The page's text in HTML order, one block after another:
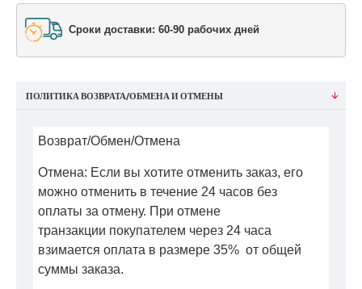
Сроки доставки: 60-90 рабочих дней
ПОЛИТИКА ВОЗВРАТА/ОБМЕНА И ОТМЕНЫ
Возврат/Обмен/Отмена
Отмена: Если вы хотите отменить заказ, его
можно отменить в течение 24 часов без
оплаты за отмену. При отмене
транзакции покупателем через 24 часа
взимается оплата в размере 35% от общей
суммы заказа.